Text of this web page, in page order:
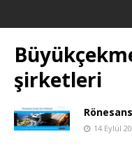
şirketleri
14 Eylül